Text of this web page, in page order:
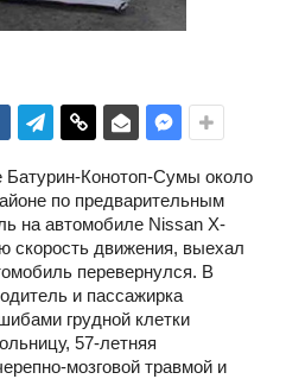
Батурин-Конотоп-Сумы около
по предварительным
на автомобиле Nissan X-
скорость движения, выехал
перевернулся. В
и пассажирка
грудной клетки
57-летняя
мозговой травмой и